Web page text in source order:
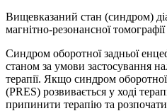
Вищевказаний стан (синдром)
магнітно-резонансної
Синдром оборотної задньої
станом за умови застосування
терапії. Якщо синдром оборотної
(PRES) розвивається у ході
припинити терапію та